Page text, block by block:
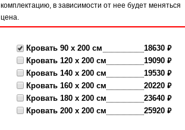
комплектацию, в зависимости от нее будет меняться
цена.
Кровать 90 x 200 см 18630 ₽
Кровать 120 x 200 см 19090 ₽
Кровать 140 x 200 см 19530 ₽
Кровать 160 x 200 см 20220 ₽
Кровать 180 x 200 см 23640 ₽
Кровать 200 x 200 см 25920 ₽